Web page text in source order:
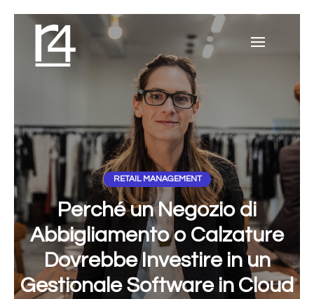
RETAIL MANAGEMENT
Perché un Negozio di
Abbigliamento o Calzature
Dovrebbe Investire in un
Gestionale Software in Cloud